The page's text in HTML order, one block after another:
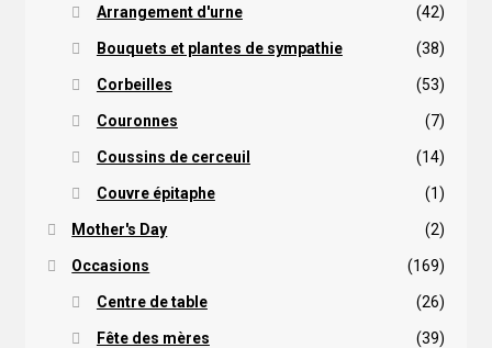
Arrangement d'urne (42)
Bouquets et plantes de sympathie (38)
Corbeilles (53)
Couronnes (7)
Coussins de cerceuil (14)
Couvre épitaphe (1)
Mother's Day (2)
Occasions (169)
Centre de table (26)
Fête des mères (39)